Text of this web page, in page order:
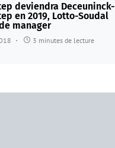
deviendra Deceuninck-
en 2019, Lotto-Soudal
manager
3 minutes de lecture